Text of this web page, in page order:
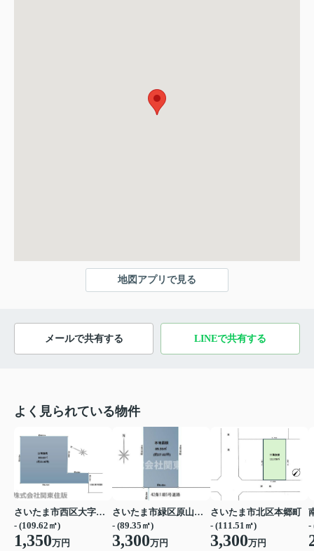
地図アプリで見る
メールで共有する LINEで共有する
よく見られている物件
さいたま市西区大字宝来
- (109.62㎡)
1,350万円
さいたま市緑区原山３丁目
- (89.35㎡)
3,300万円
さいたま市北区本郷町
- (111.51㎡)
3,300万円
-